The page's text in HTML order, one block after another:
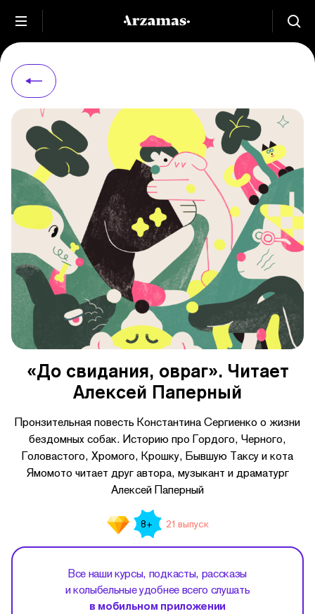
«До свидания, овраг». Читает
Алексей Паперный
Пронзительная повесть Константина Сергиенко о жизни
бездомных собак. Историю про Гордого, Черного,
Головастого, Хромого, Крошку, Бывшую Таксу и кота
Ямомото читает друг автора, музыкант и драматург
Алексей Паперный
8+ 21 выпуск
Все наши курсы, подкасты, рассказы
и колыбельные удобнее всего слушать
в мобильном приложении